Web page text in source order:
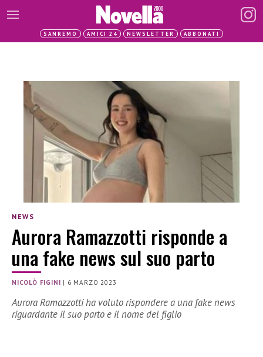
SANREMO AMICI 24 NEWSLETTER ABBONATI
NEWS
Aurora Ramazzotti risponde a
una fake news sul suo parto
NICOLÒ FIGINI | 6 MARZO 2023
Aurora Ramazzotti ha voluto rispondere a una fake news
riguardante il suo parto e il nome del figlio